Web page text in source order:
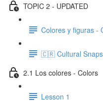
TOPIC 2 - UPDATED
Colores y figuras -
🇨🇷 Cultural
2.1 Los colores - Colors
Lesson 1